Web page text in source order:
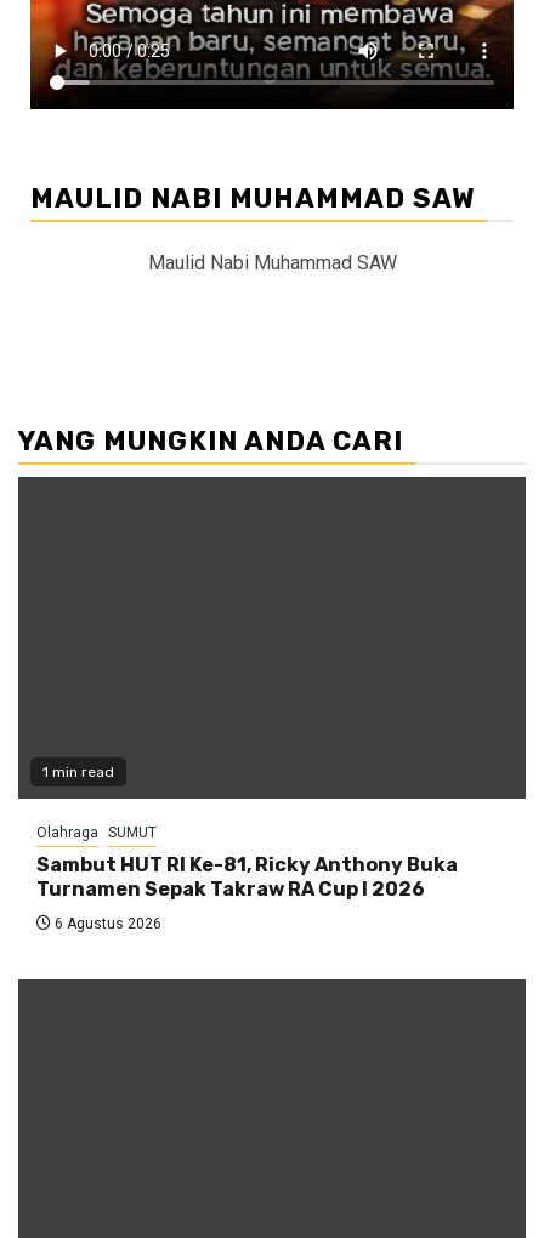
MAULID NABI MUHAMMAD SAW
Maulid Nabi Muhammad SAW
YANG MUNGKIN ANDA CARI
1 min read
Olahraga SUMUT
Sambut HUT RI Ke-81, Ricky Anthony Buka
Turnamen Sepak Takraw RA Cup I 2026
6 Agustus 2026